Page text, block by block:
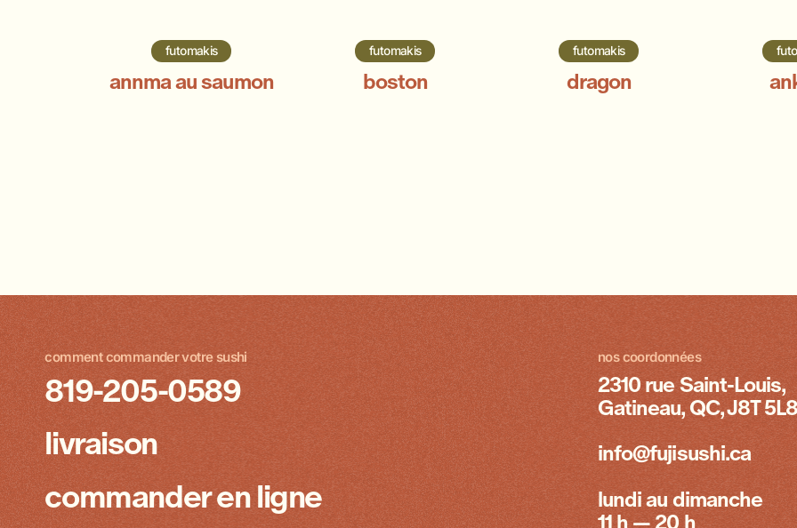
futomakis
annma au saumon
futomakis
boston
futomakis
dragon
comment commander votre sushi
819-205-0589
livraison
commander en ligne
nos coordonnées
2310 rue Saint-Louis,
Gatineau, QC, J8T 5L8
info@fujisushi.ca
lundi au dimanche
11 h — 20 h